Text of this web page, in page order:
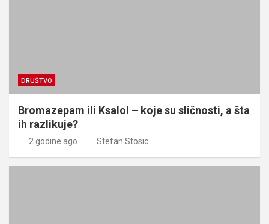
DRUŠTVO
Bromazepam ili Ksalol – koje su sličnosti, a šta
ih razlikuje?
2 godine ago Stefan Stosic